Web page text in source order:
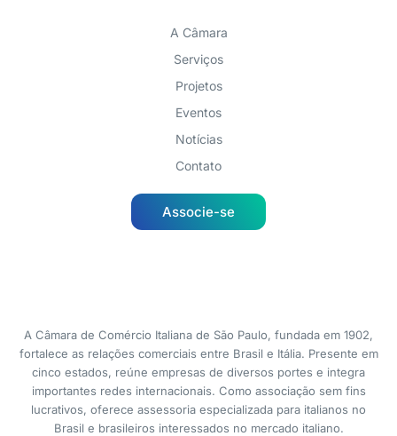
A Câmara
Serviços
Projetos
Eventos
Notícias
Contato
Associe-se
A Câmara de Comércio Italiana de São Paulo, fundada em 1902,
fortalece as relações comerciais entre Brasil e Itália. Presente em
cinco estados, reúne empresas de diversos portes e integra
importantes redes internacionais. Como associação sem fins
lucrativos, oferece assessoria especializada para italianos no
Brasil e brasileiros interessados no mercado italiano.